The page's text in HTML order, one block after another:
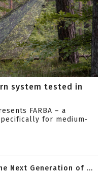
system tested in
FARBA – a
for medium-
Next Generation of ...